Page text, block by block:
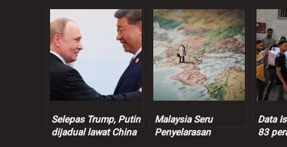
Selepas Trump, Putin
dijadual lawat China
Malaysia Seru
Penyelarasan
Data
83